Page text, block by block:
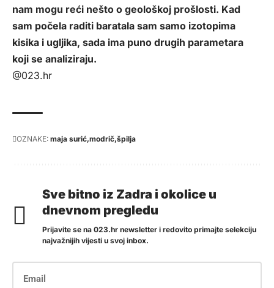
nam mogu reći nešto o geološkoj prošlosti. Kad
sam počela raditi baratala sam samo izotopima
kisika i ugljika, sada ima puno drugih parametara
koji se analiziraju.
@023.hr
OZNAKE: maja surić modrič špilja
Sve bitno iz Zadra i okolice u
dnevnom pregledu
Prijavite se na 023.hr newsletter i redovito primajte selekciju
najvažnijih vijesti u svoj inbox.